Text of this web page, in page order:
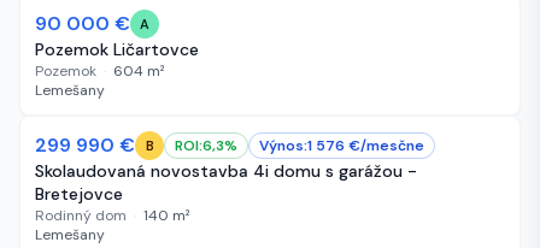
20 dní
90 000 € A
Pozemok Ličartovce
Pozemok · 604 m²
Lemešany
23 dní
299 990 € B ROI:6,3% Výnos:1 576 €/mesčne
Skolaudovaná novostavba 4i domu s garážou -
Bretejovce
Rodinný dom · 140 m²
Lemešany